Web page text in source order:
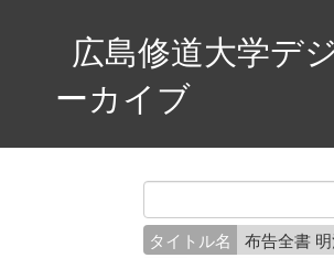
広島修道大学デ
ーカイブ
タイトル名 布告全書